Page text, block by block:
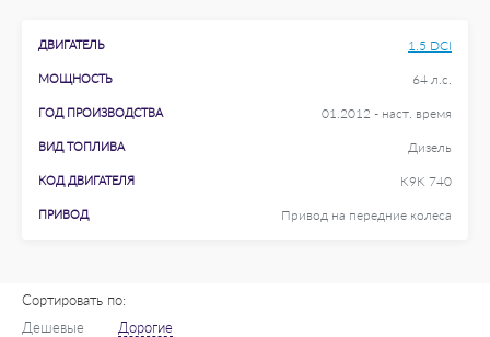
ДВИГАТЕЛЬ 1.5 DCI
МОЩНОСТЬ 64 л.с.
ГОД ПРОИЗВОДСТВА 01.2012 - наст. время
ВИД ТОПЛИВА Дизель
КОД ДВИГАТЕЛЯ K9K 740
ПРИВОД Привод на передние колеса
Сортировать по:
Дешевые
Дорогие